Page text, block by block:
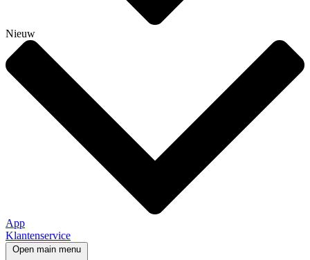
Nieuw
App
Klantenservice
Open main menu